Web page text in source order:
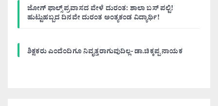
ಜೋಗ್ ಫಾಲ್ಸ್ ಪ್ರವಾಸದ ವೇಳೆ ದುರಂತ: ಶಾಲಾ ಬಸ್ ಪಲ್ಟಿ!
ಹುಟ್ಟುಹಬ್ಬದ ದಿನವೇ ದುರಂತ ಅಂತ್ಯಕಂಡ ವಿದ್ಯಾರ್ಥಿ!
ಶಿಕ್ಷಕರು ಎಂದೆಂದಿಗೂ ನಿವೃತ್ತರಾಗುವುದಿಲ್ಲ- ಡಾ.ಚಿಕ್ಕಪ್ಪ ನಾಯಕ